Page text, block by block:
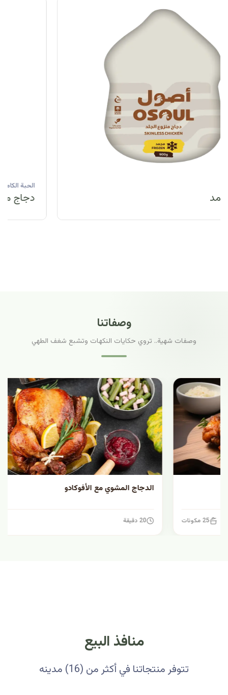
وصفاتنا
وصفات شهية.. تروي حكايات النكهات وتشبع شغف الطهي
الدجاج المشوي مع الأفوكادو
20 دقيقة
منافذ البيع
تتوفر منتجاتنا في أكثر من (16) مدينه